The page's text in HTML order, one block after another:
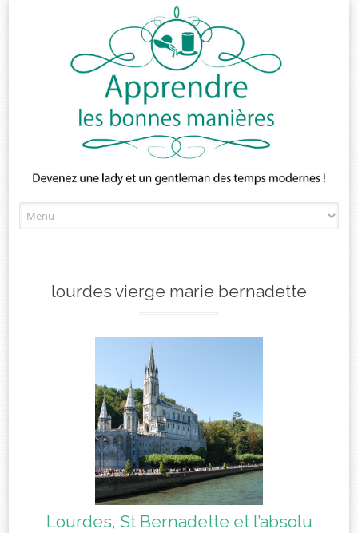
to
lourdes vierge marie bernadette
Lourdes, St Bernadette et l’absolu